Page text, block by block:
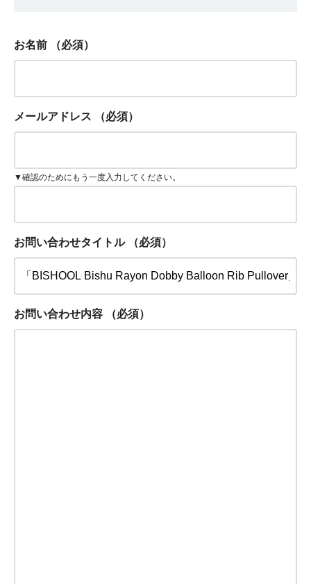
お名前 （必須）
メールアドレス （必須）
▼確認のためにもう一度入力してください。
お問い合わせタイトル （必須）
お問い合わせ内容 （必須）